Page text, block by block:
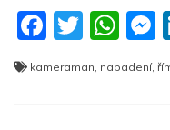
F
c
T
itt
W
h
at
e
kameraman napadení,